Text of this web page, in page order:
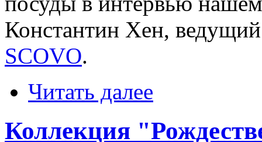
Константин Хен,
SCOVO.
Читать далее
Коллекция